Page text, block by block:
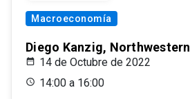
Macroeconomía
Diego Kanzig, Northwestern
14 de Octubre de 2022
14:00 a 16:00